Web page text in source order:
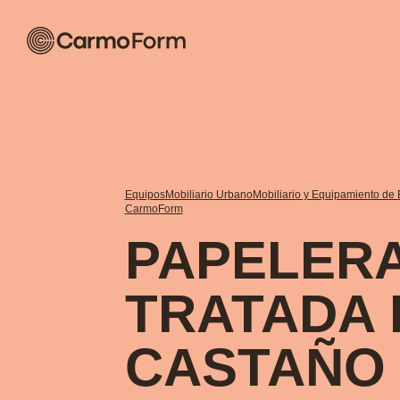
EquiposMobiliario UrbanoMobiliario y Equipamiento de
CarmoForm
TRATADA
CASTAÑO